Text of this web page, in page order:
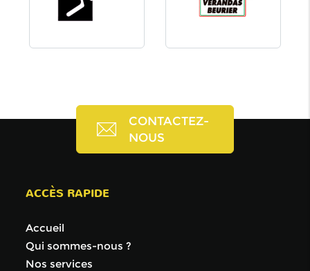
CONTACTEZ-
NOUS
ACCÈS RAPIDE
Accueil
Qui sommes-nous ?
Nos services